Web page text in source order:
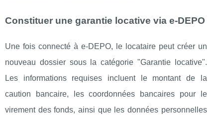
Constituer une garantie locative via e-DEPO
Une fois connecté à e-DEPO, le locataire peut créer un
nouveau dossier sous la catégorie "Garantie locative".
Les informations requises incluent le montant de la
caution bancaire, les coordonnées bancaires pour le
virement des fonds, ainsi que les données personnelles